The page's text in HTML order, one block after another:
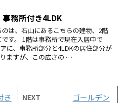
事務所付き4LDK
は、右山にあるこちらの建物、2階
す。 1階は事務所で現在入居中で
に、事務所部分と4LDKの居住部分が
ますが、この広さの …
き
NEXT
ゴールデン